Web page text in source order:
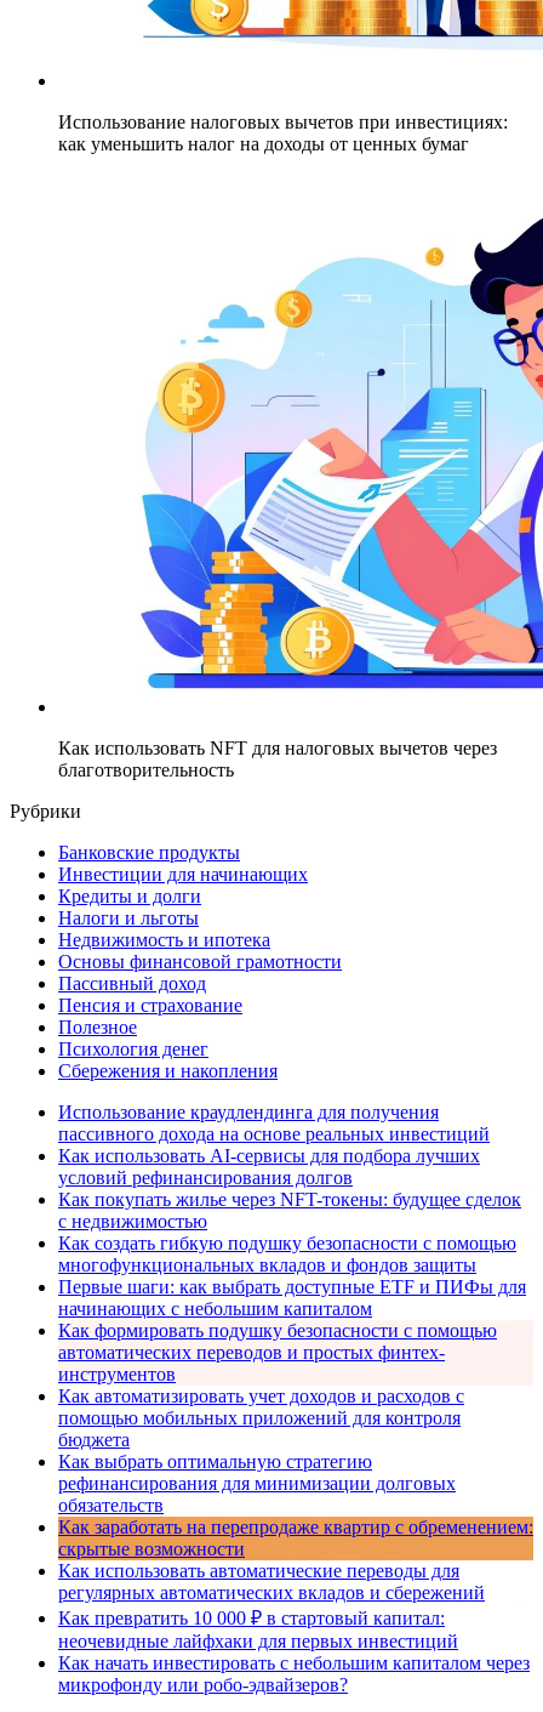
Использование налоговых вычетов при инвестициях:
как уменьшить налог на доходы от ценных бумаг
Как использовать NFT для налоговых вычетов через
благотворительность
Рубрики
Банковские продукты
Инвестиции для начинающих
Кредиты и долги
Налоги и льготы
Недвижимость и ипотека
Основы финансовой грамотности
Пассивный доход
Пенсия и страхование
Полезное
Психология денег
Сбережения и накопления
Использование краудлендинга для получения
пассивного дохода на основе реальных инвестиций
Как использовать AI-сервисы для подбора лучших
условий рефинансирования долгов
Как покупать жилье через NFT-токены: будущее сделок
с недвижимостью
Как создать гибкую подушку безопасности с помощью
многофункциональных вкладов и фондов защиты
Первые шаги: как выбрать доступные ETF и ПИФы для
начинающих с небольшим капиталом
Как формировать подушку безопасности с помощью
автоматических переводов и простых финтех-
инструментов
Как автоматизировать учет доходов и расходов с
помощью мобильных приложений для контроля
бюджета
Как выбрать оптимальную стратегию
рефинансирования для минимизации долговых
обязательств
Как заработать на перепродаже квартир с обременением:
скрытые возможности
Как использовать автоматические переводы для
регулярных автоматических вкладов и сбережений
Как превратить 10 000 ₽ в стартовый капитал:
неочевидные лайфхаки для первых инвестиций
Как начать инвестировать с небольшим капиталом через
микрофонду или робо-эдвайзеров?